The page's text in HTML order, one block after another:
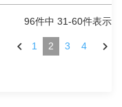
96件中 31-60件表示
1 2 3 4